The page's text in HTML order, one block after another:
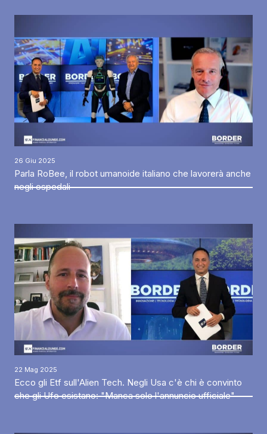
26 Giu 2025
Parla RoBee, il robot umanoide italiano che lavorerà anche
negli ospedali
22 Mag 2025
Ecco gli Etf sull'Alien Tech. Negli Usa c'è chi è convinto
che gli Ufo esistano: "Manca solo l'annuncio ufficiale"